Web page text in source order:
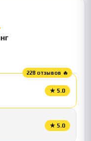
228 отзывов 🔥
★ 5.0
★ 5.0